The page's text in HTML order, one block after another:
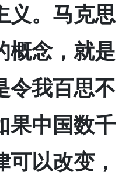
义。马克思
概念，就是
令我百思不
果中国数千
以改变，